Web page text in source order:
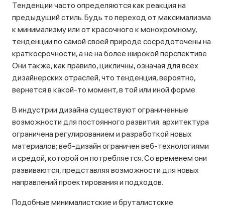
Тенденции часто определяются как реакция на
предыдущий стиль. Будь то переход от максимализма
к минимализму или от красочного к монохромному,
тенденции по самой своей природе сосредоточены на
краткосрочности, а не на более широкой перспективе.
Они также, как правило, цикличны, означая для всех
дизайнерских отраслей, что тенденция, вероятно,
вернется в какой-то момент, в той или иной форме.
В индустрии дизайна существуют ограниченные
возможности для постоянного развития: архитектура
ограничена регулированием и разработкой новых
материалов; веб-дизайн ограничен веб-технологиями
и средой, которой он потребляется. Со временем они
развиваются, представляя возможности для новых
направлений проектирования и подходов.
Подобные минималистские и бруталистские